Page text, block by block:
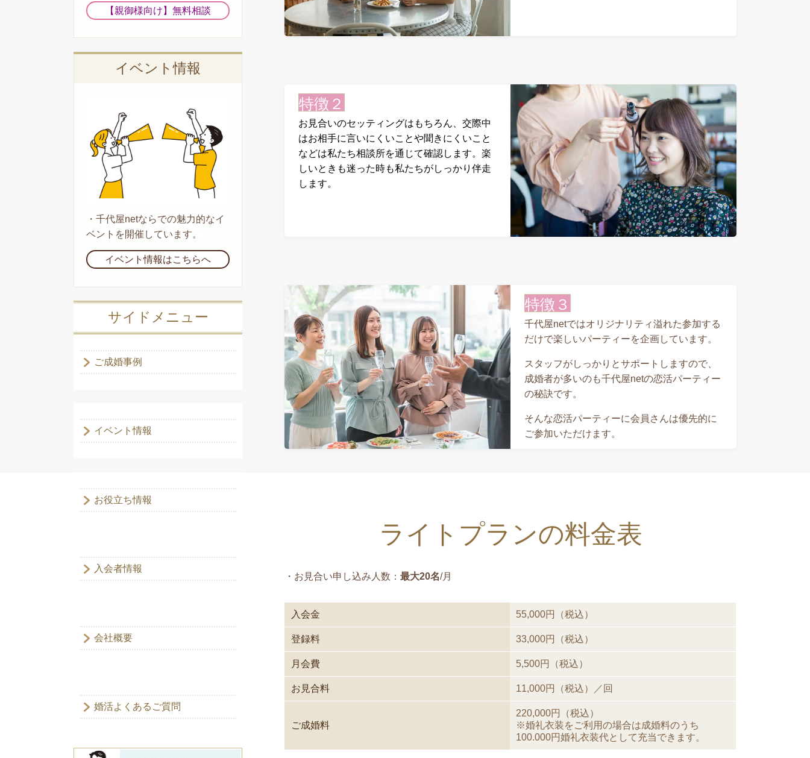
特徴２
お見合いのセッティングはもちろん、交際中
はお相手に言いにくいことや聞きにくいこと
などは私たち相談所を通じて確認します。楽
しいときも迷った時も私たちがしっかり伴走
します。
特徴３
千代屋netではオリジナリティ溢れた参加する
だけで楽しいパーティーを企画しています。
スタッフがしっかりとサポートしますので、
成婚者が多いのも千代屋netの恋活パーティー
の秘訣です。
そんな恋活パーティーに会員さんは優先的に
ご参加いただけます。
ライトプランの料金表
・お見合い申し込み人数： 最大20名/月
入会金 55,000円（税込）
登録料 33,000円（税込）
月会費 5,500円（税込）
お見合料 11,000円（税込）／回
ご成婚料
220,000円（税込）
※婚礼衣装をご利用の場合は成婚料のうち
100.000円婚礼衣装代として充当できます。
【親御様向け】無料相談
イベント情報
・ 千代屋netならでの魅力的なイ
ベントを開催しています。
イベント情報はこちらへ
サイドメニュー
ご成婚事例
イベント情報
お役立ち情報
入会者情報
会社概要
婚活よくあるご質問